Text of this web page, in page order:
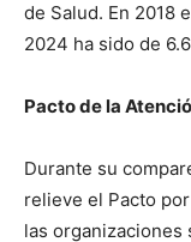
de Salud. En 2018
2024 ha sido de
Pacto de la
Durante su
relieve el Pacto
las organizaciones